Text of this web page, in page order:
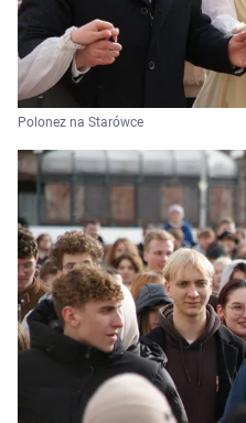
Polonez na Starówce